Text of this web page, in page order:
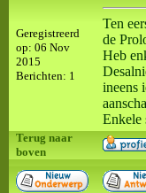
Geregistreerd
op: 06 Nov
2015
Berichten: 1
Ten
de
Heb
ineens
Enkele
Terug naar
boven